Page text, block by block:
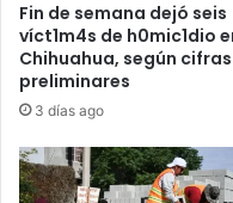
Fin de semana dejó seis
víct1m4s de h0mic1dio
Chihuahua, según cifras
preliminares
3 días ago